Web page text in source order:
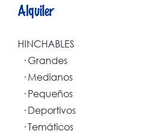
Alquiler
HINCHABLES
· Grandes
· Medianos
· Pequeños
· Deportivos
· Temáticos